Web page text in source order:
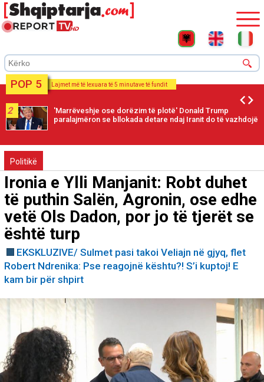
POP 5 Lajmet më të lexuara të 5 minutave të fundit
2
'Marrëveshje ose dorëzim të plotë' Donald Trump
paralajmëron se bllokada detare ndaj Iranit do të vazhdojë
Politikë
Ironia e Ylli Manjanit: Robt duhet
të puthin Salën, Agronin, ose edhe
vetë Ols Dadon, por jo të tjerët se
është turp
EKSKLUZIVE/ Sulmet pasi takoi Veliajn në gjyq, flet
Robert Ndrenika: Pse reagojnë kështu?! S’i kuptoj! E
kam bir për shpirt